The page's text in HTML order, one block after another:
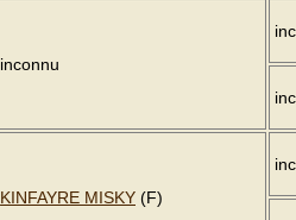
inconnu
KINFAYRE MISKY (F)